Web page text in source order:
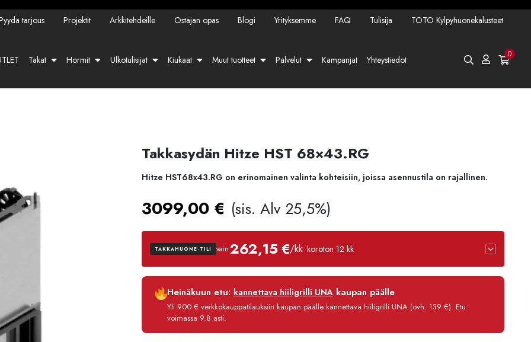
tarjous Projektit Arkkitehdeille Ostajan opas Blogi Yrityksemme FAQ Tulisija TOTO Kylpyhuonekalusteet
Takat Hormit Ulkotulisijat Kiukaat Muut tuotteet Palvelut Kampanjat Yhteystiedot 0
Takkasydän Hitze HST 68×43.RG
Hitze HST68x43.RG on erinomainen valinta kohteisiin, joissa asennustila on rajallinen.
3099,00 € (sis. Alv 25,5%)
TAKKAHUONE-TILI vain262,15 €/kk· koroton 12 kk
Luottoaika
Korko
Käsittelymaksu
Heinäkuun etu: kannettava hiiligrilli UNAkaupan päälle
Yli 900 € verkkokauppatilauksiin kaupan päälle kannettava hiiligrilli UNA (ovh. 139 €). Etu
voimassa 9.8 asti.